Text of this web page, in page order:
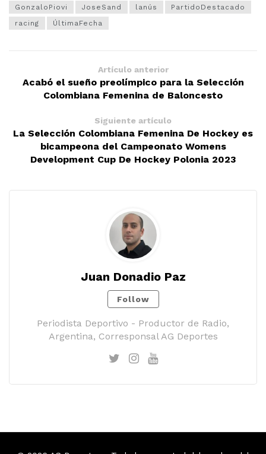
GonzaloPiovi
JoseSand lanús
PartidoDestacado
racing
ÚltimaFecha
Artículo anterior
Acabó el sueño preolímpico para la Selección
Colombiana Femenina de Baloncesto
Siguiente artículo
La Selección Colombiana Femenina De Hockey es
bicampeona del Campeonato Womens
Development Cup De Hockey Polonia 2023
Juan Donadio Paz
Follow
Periodista Deportivo - Productor de Radio,
Argentina, Corresponsal AG Deportes